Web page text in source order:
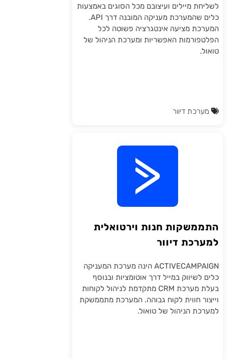
לשליחת מיילים ועיצובם מכל הסוגים באמצעות
כלים שהמערכת מעניקה המובנה דרך API.
המערכת מציעה אינטגרציה פשוטה לכל
הפלטפורמות האפשריות ומערכת הניהול של
טואול.
מערכת דיוור
התממשקות חנות וירטואלית
למערכת דיוור
ACTIVECAMPAIGN הינה מערכת המעניקה
כלים לשיווק במייל דרך אוטומציות ובנוסף
בעלת מערכת CRM מתקדמת לניהול לקוחות
וייצור חווית לקוח גבוהה. המערכת מתממשקת
למערכת הניהול של טואול.